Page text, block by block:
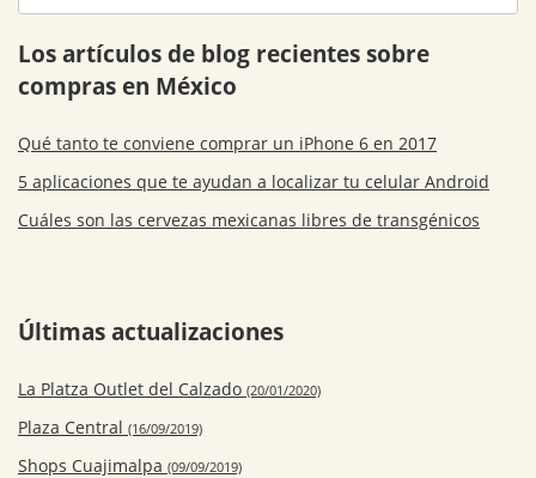
Los artículos de blog recientes sobre
compras en México
Qué tanto te conviene comprar un iPhone 6 en 2017
5 aplicaciones que te ayudan a localizar tu celular Android
Cuáles son las cervezas mexicanas libres de transgénicos
Últimas actualizaciones
La Platza Outlet del Calzado (20/01/2020)
Plaza Central (16/09/2019)
Shops Cuajimalpa (09/09/2019)